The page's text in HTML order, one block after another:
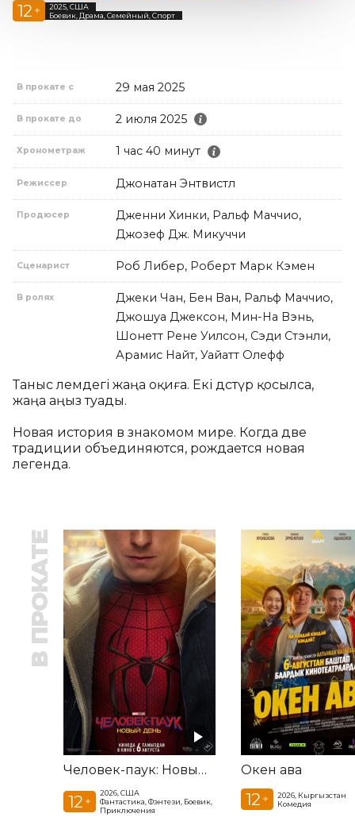
12 +
2025, США
Боевик, Драма, Семейный, Спорт
В прокате с 29 мая 2025
В прокате до 2 июля 2025
Хронометраж 1 час 40 минут
Режиссер Джонатан Энтвистл
Продюсер
Дженни Хинки, Ральф Маччио,
Джозеф Дж. Микуччи
Сценарист Роб Либер, Роберт Марк Кэмен
В ролях
Джеки Чан, Бен Ван, Ральф Маччио,
Джошуа Джексон, Мин-На Вэнь,
Шонетт Рене Уилсон, Сэди Стэнли,
Арамис Найт, Уайатт Олефф
Таныс әлемдегі жаңа оқиға. Екі дәстүр қосылса,
жаңа аңыз туады.
Новая история в знакомом мире. Когда две
традиции объединяются, рождается новая
легенда.
В ПРОКАТЕ
Человек-паук: Новый день
12 +
2026, США
Фантастика, Фэнтези, Боевик,
Приключения
Окен ава
12 +
2026, Кыргызстан
Комедия